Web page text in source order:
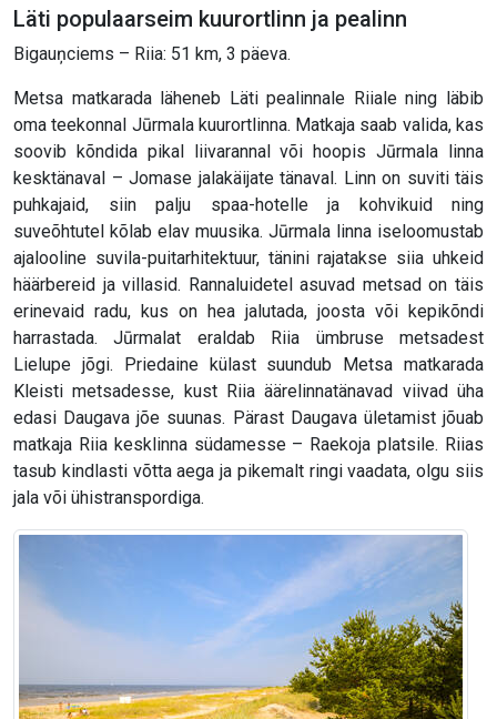
Läti populaarseim kuurortlinn ja pealinn
Bigauņciems – Riia: 51 km, 3 päeva.
Metsa matkarada läheneb Läti pealinnale Riiale ning läbib
oma teekonnal Jūrmala kuurortlinna. Matkaja saab valida, kas
soovib kõndida pikal liivarannal või hoopis Jūrmala linna
kesktänaval – Jomase jalakäijate tänaval. Linn on suviti täis
puhkajaid, siin palju spaa-hotelle ja kohvikuid ning
suveõhtutel kõlab elav muusika. Jūrmala linna iseloomustab
ajalooline suvila-puitarhitektuur, tänini rajatakse siia uhkeid
häärbereid ja villasid. Rannaluidetel asuvad metsad on täis
erinevaid radu, kus on hea jalutada, joosta või kepikõndi
harrastada. Jūrmalat eraldab Riia ümbruse metsadest
Lielupe jõgi. Priedaine külast suundub Metsa matkarada
Kleisti metsadesse, kust Riia äärelinnatänavad viivad üha
edasi Daugava jõe suunas. Pärast Daugava ületamist jõuab
matkaja Riia kesklinna südamesse – Raekoja platsile. Riias
tasub kindlasti võtta aega ja pikemalt ringi vaadata, olgu siis
jala või ühistranspordiga.